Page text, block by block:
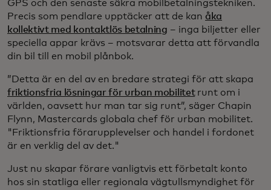
GPS och den senaste säkra mobilbetalningstekniken.
Precis som pendlare upptäcker att de kan åka
kollektivt med kontaktlös betalning – inga biljetter eller
speciella appar krävs – motsvarar detta att förvandla
din bil till en mobil plånbok.
”Detta är en del av en bredare strategi för att skapa
friktionsfria lösningar för urban mobilitetrunt om i
världen, oavsett hur man tar sig runt”, säger Chapin
Flynn, Mastercards globala chef för urban mobilitet.
"Friktionsfria förarupplevelser och handel i fordonet
är en verklig del av det."
Just nu skapar förare vanligtvis ett förbetalt konto
hos sin statliga eller regionala vägtullsmyndighet för